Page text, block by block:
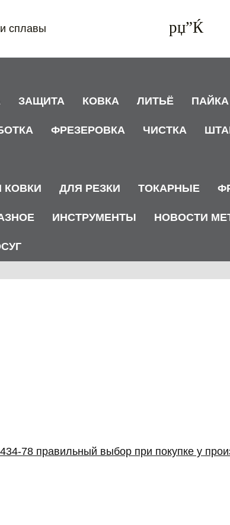
сплавы
ЗАЩИТА КОВКА ЛИТЬЁ ПАЙКА
ФРЕЗЕРОВКА ЧИСТКА
КОВКИ ДЛЯ РЕЗКИ ТОКАРНЫЕ
ИНСТРУМЕНТЫ НОВОСТИ
78 правильный выбор при покупке у